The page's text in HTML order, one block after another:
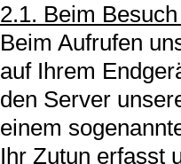
2.1. Beim
Beim Aufrufen
auf Ihrem
den Server
einem
Ihr Zutun erfasst